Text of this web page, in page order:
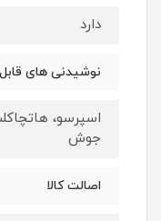
دارد
نوشیدنی های
اسپرسو،
جوش
اصالت کالا